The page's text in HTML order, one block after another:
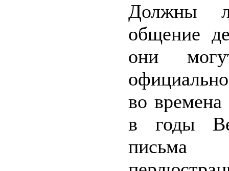
Должны
общение
они
во
в годы
письма